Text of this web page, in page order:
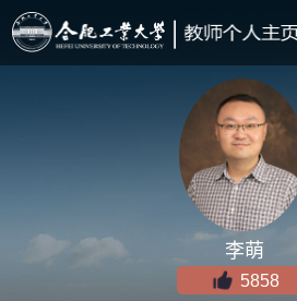
李萌
5858